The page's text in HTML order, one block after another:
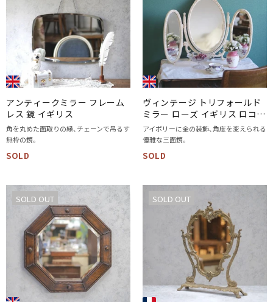
アンティークミラー フレーム
レス 鏡 イギリス
角を丸めた面取りの縁、チェーンで吊るす
無枠の鏡。
SOLD
ヴィンテージ トリフォールド
ミラー ローズ イギリス ロココ
様式リバイバルの鏡 三面鏡
アイボリーに金の装飾、角度を変えられる
優雅な三面鏡。
SOLD
SOLD OUT SOLD OUT